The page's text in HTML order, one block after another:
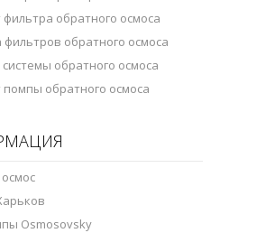
обратного осмоса
обратного осмоса
обратного осмоса
помпы обратного осмоса
Osmosovsky